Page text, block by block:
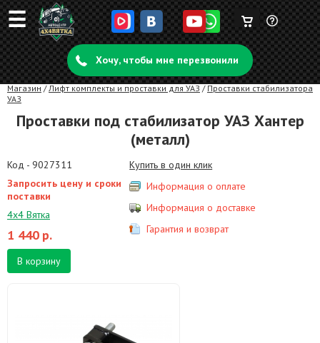
☰ Задать
вопрос
Корзина
пуста
Хочу, чтобы мне перезвонили
Магазин /Лифт комплекты и проставки для УАЗ / Проставки стабилизатора
УАЗ
Проставки под стабилизатор УАЗ Хантер
(металл)
Код - 9027311
Запросить цену и сроки
поставки
4х4 Вятка
1 440 р.
В корзину
Купить в один клик
Информация о оплате
Информация о доставке
Гарантия и возврат